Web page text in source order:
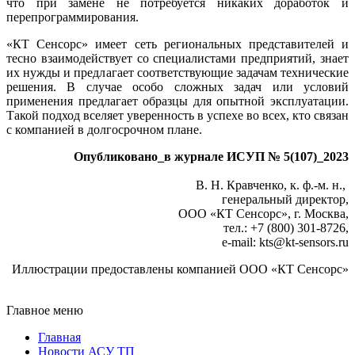
что при замене не потребуется никаких доработок и
перепрограммирования.
«КТ Сенсорс» имеет сеть региональных представителей и
тесно взаимодействует со специалистами предприятий, знает
их нужды и предлагает соответствующие задачам технические
решения. В случае особо сложных задач или условий
применения предлагает образцы для опытной эксплуатации.
Такой подход вселяет уверенность в успехе во всех, кто связан
с компанией в долгосрочном плане.
Опубликовано_в журнале ИСУП № 5(107)_2023
В. Н. Кравченко, к. ф.-м. н.,
генеральный директор,
ООО «КТ Сенсорс», г. Москва,
тел.: +7 (800) 301-8726,
e-mail: kts@kt-sensors.ru
Иллюстрации предоставлены компанией ООО «КТ Сенсорс»
Главное меню
Главная
Новости АСУ ТП